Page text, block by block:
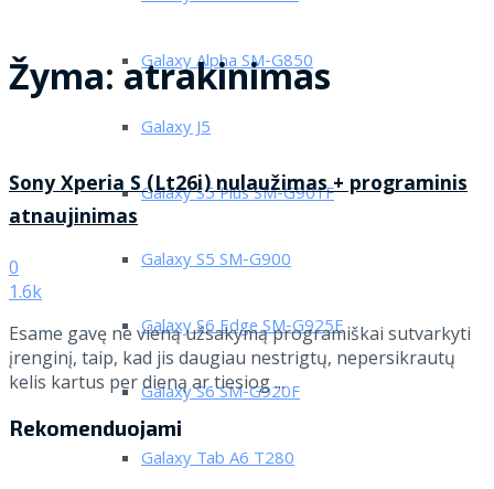
Galaxy Alpha SM-G850
Galaxy J5
Galaxy S5 Plus SM-G901F
Galaxy S5 SM-G900
Galaxy S6 Edge SM-G925F
Galaxy S6 SM-G920F
Galaxy Tab A6 T280
Žyma:atrakinimas
Sony Xperia S (Lt26i) nulaužimas + programinis
atnaujinimas
0
1.6k
Esame gavę ne vieną užsakymą programiškai sutvarkyti
įrenginį, taip, kad jis daugiau nestrigtų, nepersikrautų
kelis kartus per dieną ar tiesiog ...
Rekomenduojami